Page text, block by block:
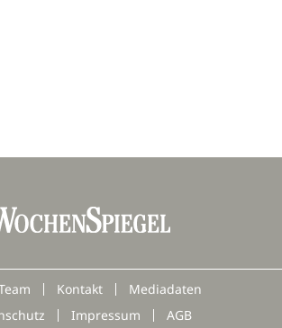
Kontakt
Mediadaten
Impressum AGB